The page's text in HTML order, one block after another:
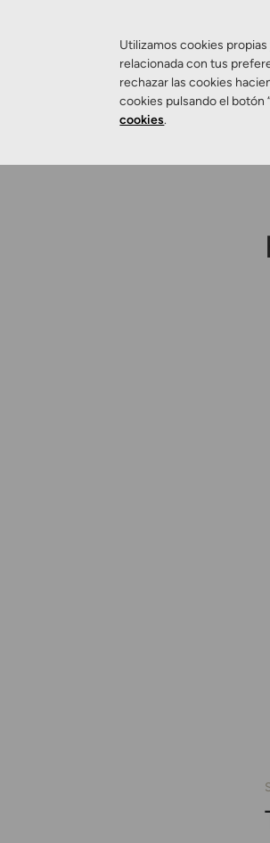
Utilizamos cookies
relacionada con tus
rechazar las cookies
cookies pulsando el botón
cookies.